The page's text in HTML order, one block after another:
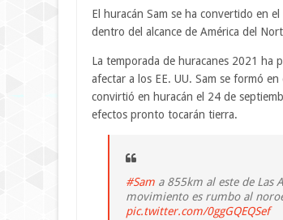
El huracán Sam se ha convertido en
dentro del alcance de América del
La temporada de huracanes 2021 ha
afectar a los EE. UU. Sam se formó
convirtió en huracán el 24 de
efectos pronto tocarán tierra.
#Sam a 855km al este de Las
movimiento es rumbo al
pic.twitter.com/0ggGQEQSef